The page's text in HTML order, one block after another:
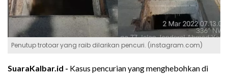
Penutup trotoar yang raib dilarikan pencuri. (instagram.com)
SuaraKalbar.id - Kasus pencurian yang menghebohkan di